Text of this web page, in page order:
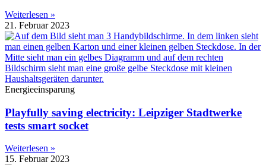
Weiterlesen »
21. Februar 2023
Energieeinsparung
Playfully saving electricity: Leipziger Stadtwerke
tests smart socket
Weiterlesen »
15. Februar 2023